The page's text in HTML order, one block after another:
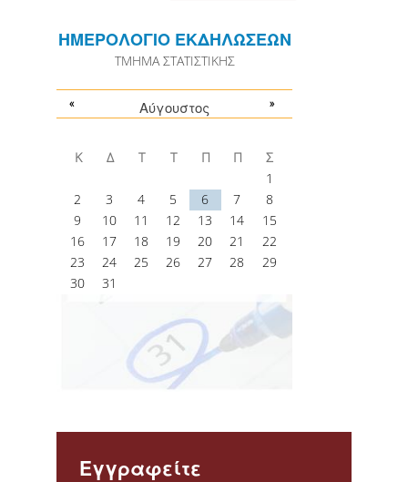
ΔΡΑΣΤΗΡΙΟΤΗΤΕΣ/ΣΥΝΕΡΓΑΣΙΕΣ
ΕΡΕΥΝΗΤΙΚΑ ΣΕΜΙΝΑΡΙΑ
WEBINARS ΜΕΛΩΝ ΔΕΠ
SHORT COURSES
ERASMUS
UNIVERSITA DI PAVIA
DOUBLE M.SC. DEGREE IN
STATISTICS & FINANCIAL
ANALYTICS
ΔΙΠΛΩΜΑΤΙΚΕΣ ΕΡΓΑΣΙΕΣ
ΗΜΕΡΟΛΟΓΙΟ ΕΚΔΗΛΩΣΕΩΝ
TΜΗΜΑ ΣΤΑΤΙΣΤΙΚΗΣ
Αύγουστος
« »
Κ Δ Τ Τ Π Π
Σ
1
2
3 4 5 6 7
8
9
10 11 12 13 14
15
16
17 18 19 20 21
22
23
24 25 26 27 28
29
30
31
Εγγραφείτε